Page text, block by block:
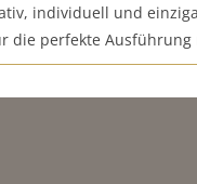
individuell und
die perfekte